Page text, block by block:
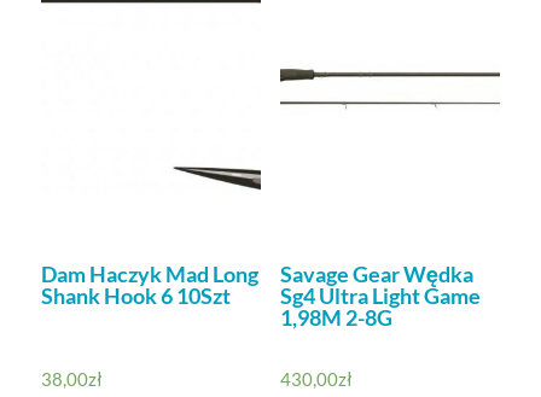
Dam Haczyk Mad Long
Shank Hook 6 10Szt
38,00zł
Savage Gear Wędka
Sg4 Ultra Light Game
1,98M 2-8G
430,00zł